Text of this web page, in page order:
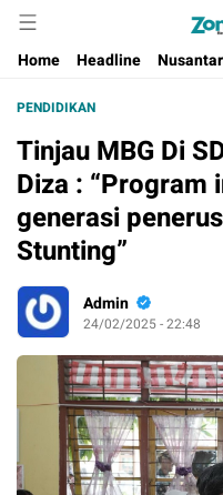
Berita
Home
Headline
PENDIDIKAN
Tinjau MBG Di
Diza : “Program
generasi
Stunting”
Admin
24/02/2025 - 22:48